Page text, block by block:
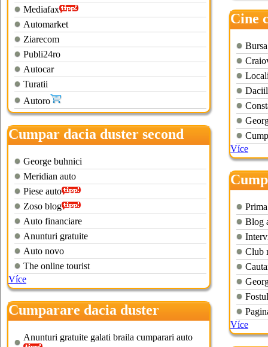
Mediafax
Automarket
Ziarecom
Publi24ro
Autocar
Turatii
Autoro
Cumpar dacia duster second
hand
George buhnici
Meridian auto
Piese auto
Zoso blog
Auto financiare
Anunturi gratuite
Auto novo
The online tourist
Více
Cumparare dacia duster
Anunturi gratuite galati braila cumparari auto
Cine
Více
hand
Blog
Club
Více